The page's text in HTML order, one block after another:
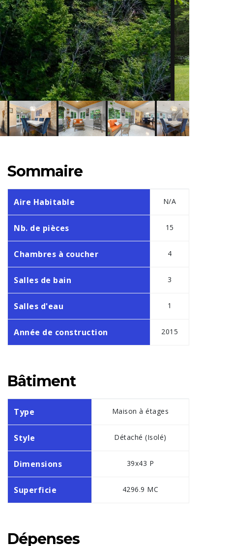
Sommaire
Aire Habitable N/A
Nb. de pièces 15
Chambres à coucher 4
Salles de bain 3
Salles d'eau 1
Année de construction 2015
Bâtiment
Type Maison à étages
Style Détaché (Isolé)
Dimensions 39x43 P
Superficie 4296.9 MC
Dépenses